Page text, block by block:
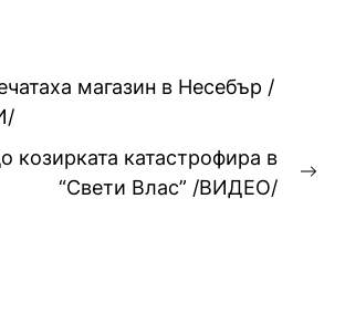
магазин в Несебър /
козирката катастрофира в
“Свети Влас” /ВИДЕО/